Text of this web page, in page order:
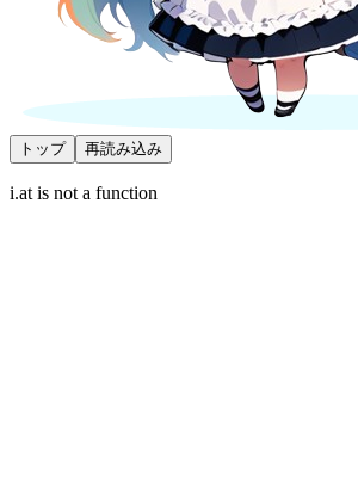
トップ 再読み込み
i.at is not a function